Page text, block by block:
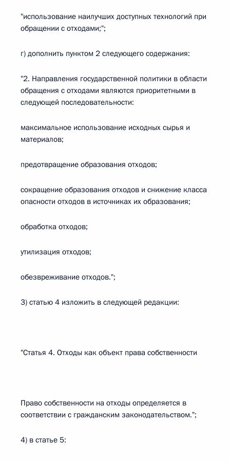
"использование наилучших доступных технологий при
обращении с отходами;";
г) дополнить пунктом 2 следующего содержания:
"2. Направления государственной политики в области
обращения с отходами являются приоритетными в
следующей последовательности:
максимальное использование исходных сырья и
материалов;
предотвращение образования отходов;
сокращение образования отходов и снижение класса
опасности отходов в источниках их образования;
обработка отходов;
утилизация отходов;
обезвреживание отходов.";
3) статью 4 изложить в следующей редакции:
"Статья 4. Отходы как объект права собственности
Право собственности на отходы определяется в
соответствии с гражданским законодательством.";
4) в статье 5: